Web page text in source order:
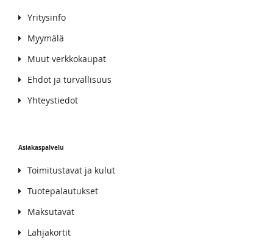
Yritysinfo
Myymälä
Muut verkkokaupat
Ehdot ja turvallisuus
Yhteystiedot
Asiakaspalvelu
Toimitustavat ja kulut
Tuotepalautukset
Maksutavat
Lahjakortit